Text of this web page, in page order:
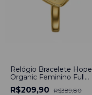
Relógio Bracelete Hope
Organic Feminino Full
Dourado
R$209,90 R$389,80